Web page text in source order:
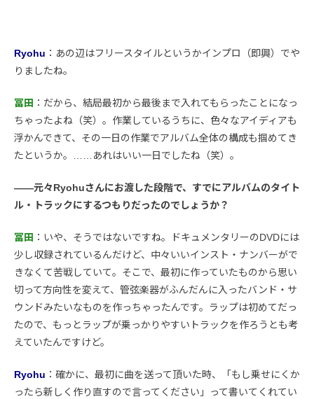
Ryohu ：あの辺はフリースタイルというかインプロ（即興）でや
りましたね。
冨田 ：だから、結局最初から最後まで入れてもらったことになっ
ちゃったよね（笑）。作業しているうちに、色々なアイディアも
浮かんできて、その一日の作業でアルバム全体の構成も掴めてき
たというか。……あれはいい一日でしたね（笑）。
――元々Ryohuさんにお渡した段階で、すでにアルバムのタイト
ル・トラックにするつもりだったのでしょうか？
冨田 ：いや、そうではないですね。ドキュメンタリーのDVDには
少し収録されているんだけど、中々いいインスト・ナンバーがで
きなくて苦戦していて。そこで、最初に作っていたものから思い
切って方向性を変えて、管弦楽器がふんだんに入ったバンド・サ
ウンドみたいなものを作っちゃったんです。ラップは初めてだっ
たので、もっとラップが乗っかりやすいトラックを作ろうとも考
えていたんですけど。
Ryohu ：確かに、最初に曲を送って頂いた時、「もし乗せにくか
ったら新しく作り直すので言ってください」って書いてくれてい